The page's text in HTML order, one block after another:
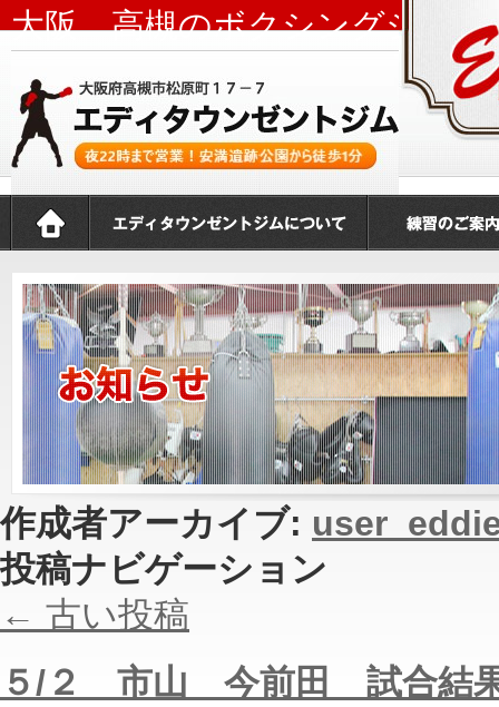
大阪 高槻のボクシングジム
作成者アーカイブ:
投稿ナビゲーション
← 古い投稿
５/２ 市山 今前田 試合結